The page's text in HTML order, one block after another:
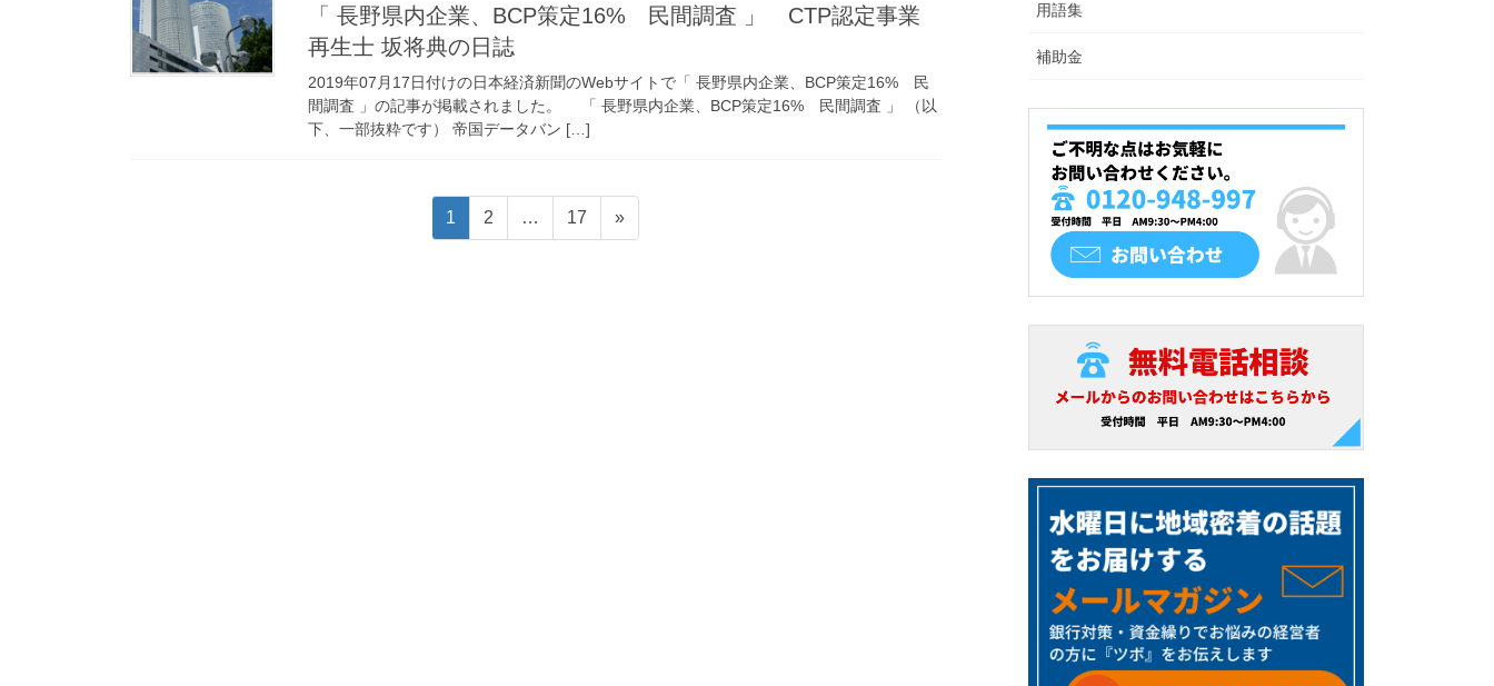
「 長野県内企業、BCP策定16% 民間調査 」 CTP認定事業
再生士 坂将典の日誌
2019年07月17日付けの日本経済新聞のWebサイトで「 長野県内企業、BCP策定16% 民
間調査 」の記事が掲載されました。 「 長野県内企業、BCP策定16% 民間調査 」 （以
下、一部抜粋です） 帝国データバン […]
固
定
1
固
定
2 …
固
定
17 »
用語集
補助金